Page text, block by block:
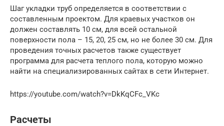
Шаг укладки труб определяется в соответствии с
составленным проектом. Для краевых участков он
должен составлять 10 см, для всей остальной
поверхности пола – 15, 20, 25 см, но не более 30 см. Для
проведения точных расчетов также существует
программа для расчета теплого пола, которую можно
найти на специализированных сайтах в сети Интернет.
https://youtube.com/watch?v=DkKqCFc_VKc
Расчеты